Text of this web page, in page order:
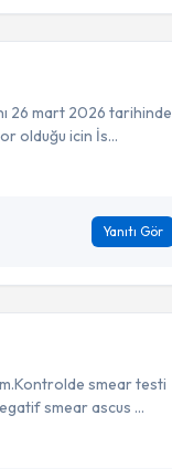
26 mart 2026 tarihinde
olduğu icin İs...
Yanıtı Gör
smear testi
smear ascus ...